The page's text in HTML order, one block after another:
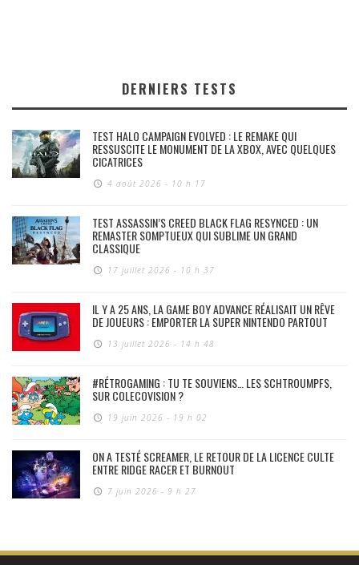
DERNIERS TESTS
TEST HALO CAMPAIGN EVOLVED : LE REMAKE QUI
RESSUSCITE LE MONUMENT DE LA XBOX, AVEC QUELQUES
CICATRICES
4 août 2026 - 10 h 17
TEST ASSASSIN’S CREED BLACK FLAG RESYNCED : UN
REMASTER SOMPTUEUX QUI SUBLIME UN GRAND
CLASSIQUE
17 juillet 2026 - 10 h 37
IL Y A 25 ANS, LA GAME BOY ADVANCE RÉALISAIT UN RÊVE
DE JOUEURS : EMPORTER LA SUPER NINTENDO PARTOUT
13 juillet 2026 - 14 h 48
#RÉTROGAMING : TU TE SOUVIENS… LES SCHTROUMPFS,
SUR COLECOVISION ?
19 juin 2026 - 19 h 02
ON A TESTÉ SCREAMER, LE RETOUR DE LA LICENCE CULTE
ENTRE RIDGE RACER ET BURNOUT
7 juin 2026 - 9 h 27